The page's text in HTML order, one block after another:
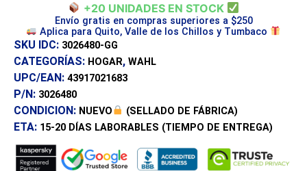
+20 UNIDADES EN STOCK
Envío gratis en compras superiores a $250
Aplica para Quito, Valle de los Chillos y Tumbaco
SKU IDC: 3026480-GG
CATEGORÍAS: HOGAR, WAHL
UPC/EAN: 43917021683
P/N: 3026480
CONDICION: NUEVO (SELLADO DE FÁBRICA)
ETA: 15-20 DÍAS LABORABLES (TIEMPO DE ENTREGA)